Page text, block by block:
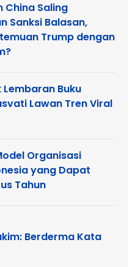
China Saling
Sanksi Balasan,
Trump dengan
Lembaran Buku
Lawan Tren Viral
Organisasi
yang Dapat
Tahun
Berderma Kata